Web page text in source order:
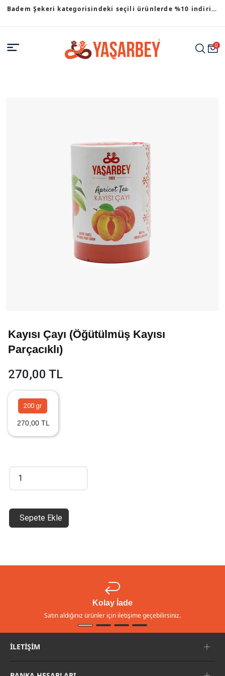
Badem Şekeri kategorisindeki seçili ürünlerde %10 indirim
0
Kayısı Çayı (Öğütülmüş Kayısı
Parçacıklı)
270,00 TL
Sepete Ekle
200 gr
270,00 TL
Kolay İade
Satın aldığınız ürünler için iletişime geçebilirsiniz.
İLETIŞIM